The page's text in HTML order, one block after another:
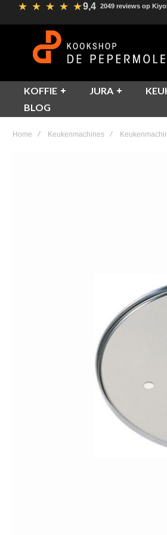
★ ★ ★ ★ ★9,4 2049 reviews op
KOFFIE JURA
BLOG
Home Keukenmachines